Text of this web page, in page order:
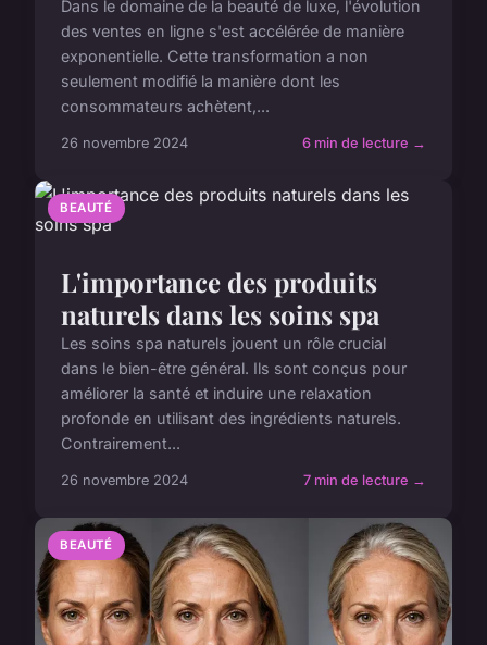
Dans le domaine de la beauté de luxe, l'évolution
des ventes en ligne s'est accélérée de manière
exponentielle. Cette transformation a non
seulement modifié la manière dont les
consommateurs achètent,...
26 novembre 2024 6 min de lecture →
BEAUTÉ
L'importance des produits
naturels dans les soins spa
Les soins spa naturels jouent un rôle crucial
dans le bien-être général. Ils sont conçus pour
améliorer la santé et induire une relaxation
profonde en utilisant des ingrédients naturels.
Contrairement...
26 novembre 2024 7 min de lecture →
BEAUTÉ